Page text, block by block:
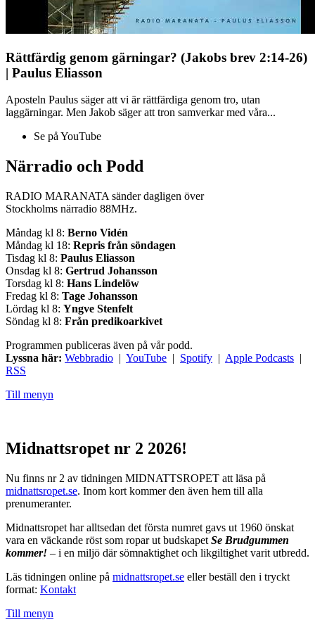
Rättfärdig genom gärningar? (Jakobs brev 2:14-26)
| Paulus Eliasson
Aposteln Paulus säger att vi är rättfärdiga genom tro, utan
laggärningar. Men Jakob säger att tron samverkar med våra...
Se på YouTube
Närradio och Podd
RADIO MARANATA sänder dagligen över
Stockholms närradio 88MHz.
Måndag kl 8: Berno Vidén
Måndag kl 18: Repris från söndagen
Tisdag kl 8: Paulus Eliasson
Onsdag kl 8: Gertrud Johansson
Torsdag kl 8: Hans Lindelöw
Fredag kl 8: Tage Johansson
Lördag kl 8: Yngve Stenfelt
Söndag kl 8: Från predikoarkivet
Programmen publiceras även på vår podd.
Lyssna här: Webbradio | YouTube | Spotify | Apple Podcasts |
RSS
Till menyn
Midnattsropet nr 2 2026!
Nu finns nr 2 av tidningen MIDNATTSROPET att läsa på
midnattsropet.se. Inom kort kommer den även hem till alla
prenumeranter.
Midnattsropet har alltsedan det första numret gavs ut 1960 önskat
vara en väckande röst som ropar ut budskapet Se Brudgummen
kommer! – i en miljö där sömnaktighet och likgiltighet varit utbredd.
Läs tidningen online på midnattsropet.se eller beställ den i tryckt
format: Kontakt
Till menyn